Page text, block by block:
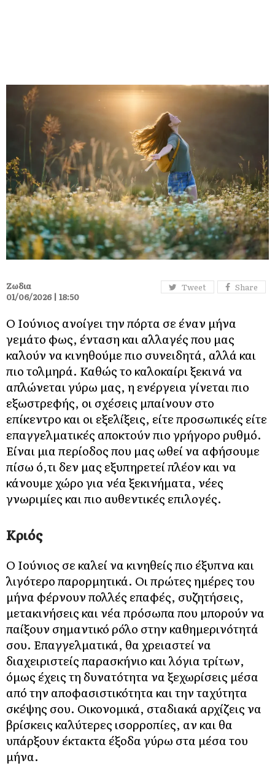
Tweet Share
Ζωδια
01/06/2026 | 18:50
Ο Ιούνιος ανοίγει την πόρτα σε έναν μήνα
γεμάτο φως, ένταση και αλλαγές που μας
καλούν να κινηθούμε πιο συνειδητά, αλλά και
πιο τολμηρά. Καθώς το καλοκαίρι ξεκινά να
απλώνεται γύρω μας, η ενέργεια γίνεται πιο
εξωστρεφής, οι σχέσεις μπαίνουν στο
επίκεντρο και οι εξελίξεις, είτε προσωπικές είτε
επαγγελματικές αποκτούν πιο γρήγορο ρυθμό.
Είναι μια περίοδος που μας ωθεί να αφήσουμε
πίσω ό,τι δεν μας εξυπηρετεί πλέον και να
κάνουμε χώρο για νέα ξεκινήματα, νέες
γνωριμίες και πιο αυθεντικές επιλογές.
Κριός
Ο Ιούνιος σε καλεί να κινηθείς πιο έξυπνα και
λιγότερο παρορμητικά. Οι πρώτες ημέρες του
μήνα φέρνουν πολλές επαφές, συζητήσεις,
μετακινήσεις και νέα πρόσωπα που μπορούν να
παίξουν σημαντικό ρόλο στην καθημερινότητά
σου. Επαγγελματικά, θα χρειαστεί να
διαχειριστείς παρασκήνιο και λόγια τρίτων,
όμως έχεις τη δυνατότητα να ξεχωρίσεις μέσα
από την αποφασιστικότητα και την ταχύτητα
σκέψης σου. Οικονομικά, σταδιακά αρχίζεις να
βρίσκεις καλύτερες ισορροπίες, αν και θα
υπάρξουν έκτακτα έξοδα γύρω στα μέσα του
μήνα.